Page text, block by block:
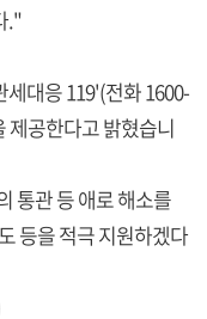
."
대응 119'(전화 1600-
제공한다고 밝혔습니
통관 등 애로 해소를
등을 적극 지원하겠다